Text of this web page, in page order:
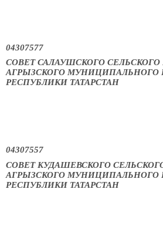
04307577
СОВЕТ САЛАУШСКОГО
АГРЫЗСКОГО МУНИЦИПАЛЬНОГО
РЕСПУБЛИКИ ТАТАРСТАН
04307557
СОВЕТ КУДАШЕВСКОГО
АГРЫЗСКОГО МУНИЦИПАЛЬНОГО
РЕСПУБЛИКИ ТАТАРСТАН